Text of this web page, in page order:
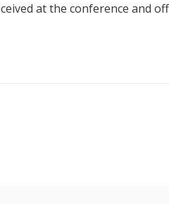
at the conference and